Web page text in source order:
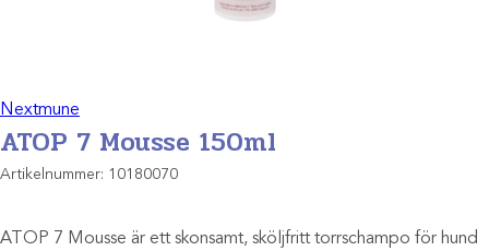
Nextmune
ATOP 7 Mousse 150ml
Artikelnummer: 10180070
ATOP 7 Mousse är ett skonsamt, sköljfritt torrschampo för hund